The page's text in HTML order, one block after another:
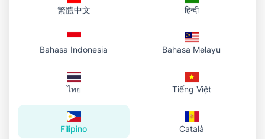
Hindi. Na-proprocess sa browser mo; wala
kaming sine-save.
Gumagana sa phone?
繁體中文 हिन्दी
Bahasa Indonesia Bahasa Melayu
ไทย Tiếng Việt
Filipino Català